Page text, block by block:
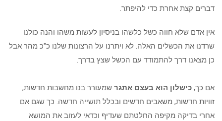
דברים קצת אחרת כדי להיפתר.
אין אדם שלא חווה כשל כלשהו בניסיון לעשות משהו והנה כולנו
שרדנו את הכשלים האלה. לא ויתרנו על הרצונות שלנו כ"כ מהר אבל
כן מצאנו דרך להתמודד עם הכשל שצץ בדרך.
אם כך, כישלון הוא בעצם אתגר שמעורר בנו מחשבות חדשות,
זוויות חדשות, משאבים חדשים ובכלל תושייה חדשה. כך שגם אם
אחרי בדיקה מקיפה החלטתם שעדיף וכדאי לעזוב את המושא